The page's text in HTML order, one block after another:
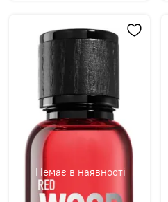
Немає в наявності